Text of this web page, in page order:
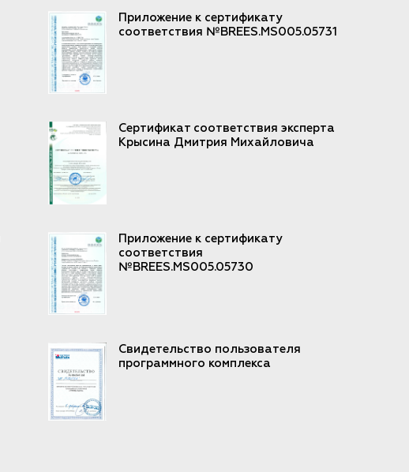
Приложение к сертификату
соответствия №BREES.MS005.05731
Сертификат соответствия эксперта
Крысина Дмитрия Михайловича
Приложение к сертификату
соответствия
№BREES.MS005.05730
Свидетельство пользователя
программного комплекса